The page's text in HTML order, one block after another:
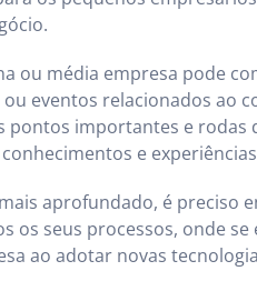
ou média empresa pode
eventos relacionados ao
pontos importantes e rodas
e
aprofundado, é preciso
os seus processos, onde
ao adotar novas